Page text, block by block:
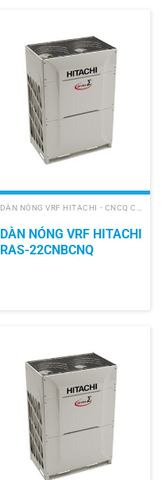
DÀN NÓNG VRF HITACHI - CNCQ COOLING ONLY
DÀN NÓNG VRF HITACHI
RAS-22CNBCNQ